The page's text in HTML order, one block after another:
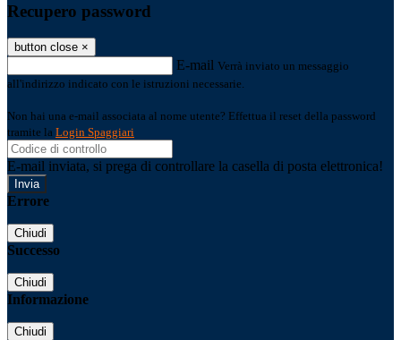
Recupero password
button close ×
E-mail Verrà inviato un messaggio
all'indirizzo indicato con le istruzioni necessarie.
Non hai una e-mail associata al nome utente? Effettua il reset della password
tramite la Login Spaggiari
E-mail inviata, si prega di controllare la casella di posta elettronica!
Errore
Chiudi
Successo
Chiudi
Informazione
Chiudi